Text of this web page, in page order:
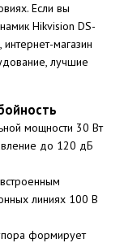
Если вы
Hikvision DS-
магазин
лучшие
мощности 30 Вт
до 120 дБ
линиях 100 В
формирует